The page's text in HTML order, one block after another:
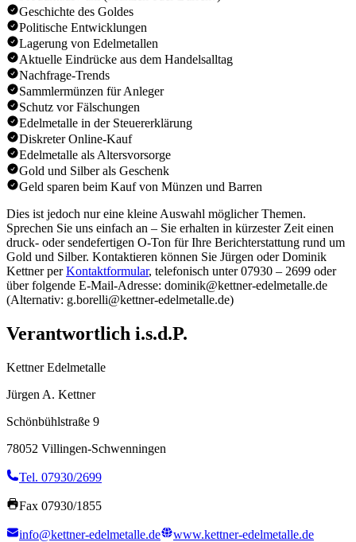
Geschichte des Goldes
Politische Entwicklungen
Lagerung von Edelmetallen
Aktuelle Eindrücke aus dem Handelsalltag
Nachfrage-Trends
Sammlermünzen für Anleger
Schutz vor Fälschungen
Edelmetalle in der Steuererklärung
Diskreter Online-Kauf
Edelmetalle als Altersvorsorge
Gold und Silber als Geschenk
Geld sparen beim Kauf von Münzen und Barren
Dies ist jedoch nur eine kleine Auswahl möglicher Themen.
Sprechen Sie uns einfach an – Sie erhalten in kürzester Zeit einen
druck- oder sendefertigen O-Ton für Ihre Berichterstattung rund um
Gold und Silber. Kontaktieren können Sie Jürgen oder Dominik
Kettner perKontaktformular, telefonisch unter 07930 – 2699 oder
über folgende E-Mail-Adresse: dominik@kettner-edelmetalle.de
(Alternativ: g.borelli@kettner-edelmetalle.de)
Verantwortlich i.s.d.P.
Kettner Edelmetalle
Jürgen A. Kettner
Schönbühlstraße 9
78052 Villingen-Schwenningen
Tel. 07930/2699
Fax 07930/1855
info@kettner-edelmetalle.de www.kettner-edelmetalle.de